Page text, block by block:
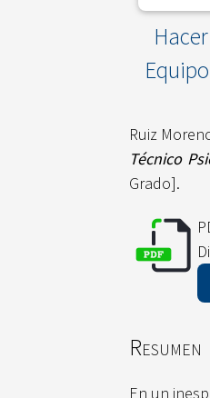
Ruiz
Técnico
Grado].
Resumen
En un